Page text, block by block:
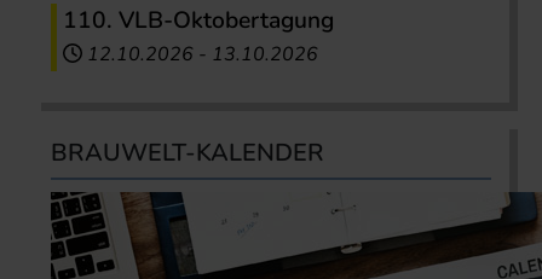
110. VLB-Oktobertagung
12.10.2026 - 13.10.2026
BRAUWELT-KALENDER